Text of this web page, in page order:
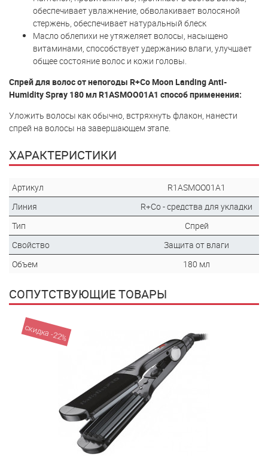
обеспечивает увлажнение, обволакивает волосяной
стержень, обеспечивает натуральный блеск
Масло облепихи не утяжеляет волосы, насыщено
витаминами, способствует удержанию влаги, улучшает
общее состояние волос и кожи головы.
Спрей для волос от непогоды R+Co Moon Landing Anti-
Humidity Spray 180 мл R1ASMOO01A1 способ применения:
Уложить волосы как обычно, встряхнуть флакон, нанести
спрей на волосы на завершающем этапе.
ХАРАКТЕРИСТИКИ
Артикул
R1ASMOO01A1
Линия
R+Co - средства для укладки
Тип
Спрей
Свойство
Защита от влаги
Объем
180 мл
СОПУТСТВУЮЩИЕ ТОВАРЫ
скидка -22%